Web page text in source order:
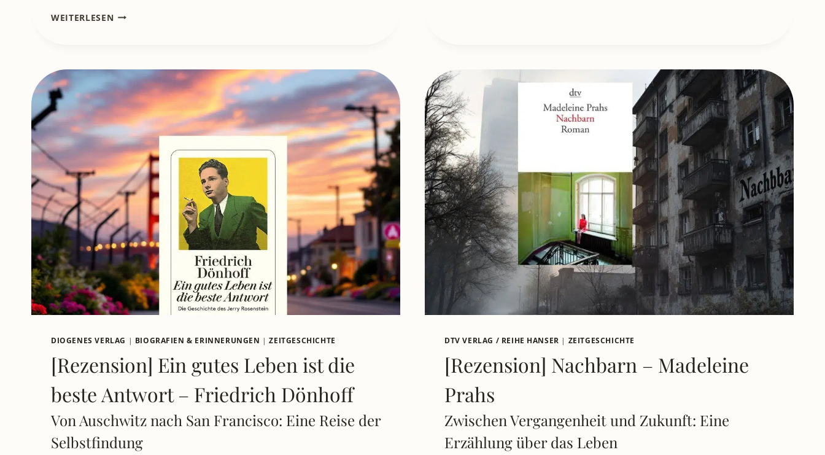
WEITERLESEN[REZENSION]
VOM
ZWEITEN
WELTKRIEG
BIS
ZUR
DDR
–
EIN
BEWEGENDER
BLICK
AUF
DAS
LEBEN
ABSEITS
DER
GROSSEN P
OLITIK.
BIN
ICH
JULE
MÜLLER
JULE
MÜLLERS
HUMORVOLLE
SICHT
AUF
DIE
HERAUSFORDERUNGEN
DER
ZWANZIGER
DIOGENES VERLAG | BIOGRAFIEN & ERINNERUNGEN |ZEITGESCHICHTE
[Rezension] Ein gutes Leben ist die
beste Antwort – Friedrich Dönhoff
Von Auschwitz nach San Francisco: Eine Reise der
Selbstfindung
DTV VERLAG / REIHE HANSER | ZEITGESCHICHTE
[Rezension] Nachbarn – Madeleine
Prahs
Zwischen Vergangenheit und Zukunft: Eine
Erzählung über das Leben